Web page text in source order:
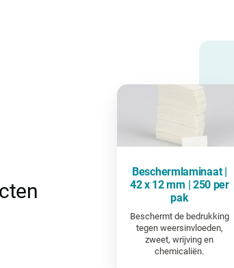
Beschermlaminaat |
42 x 12 mm | 250 per
pak
Beschermt de bedrukking
tegen weersinvloeden,
zweet, wrijving en
chemicaliën.